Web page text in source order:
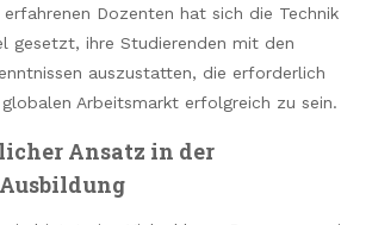
erfahrenen Dozenten hat sich die Technik
gesetzt, ihre Studierenden mit den
auszustatten, die erforderlich
Arbeitsmarkt erfolgreich zu sein.
Ansatz in der